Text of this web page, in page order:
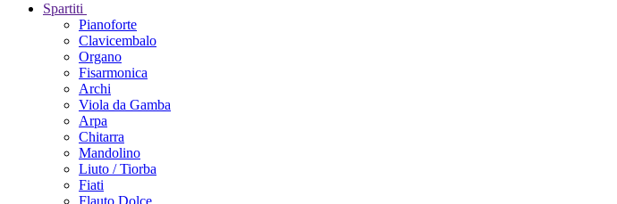
Spartiti
Pianoforte
Clavicembalo
Organo
Fisarmonica
Archi
Viola da Gamba
Arpa
Chitarra
Mandolino
Liuto / Tiorba
Fiati
Flauto Dolce